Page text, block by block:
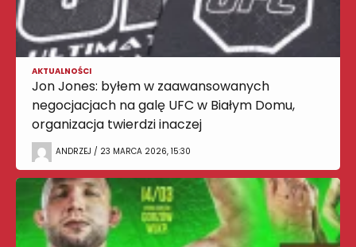
AKTUALNOŚCI
Jon Jones: byłem w zaawansowanych
negocjacjach na galę UFC w Białym Domu,
organizacja twierdzi inaczej
ANDRZEJ / 23 MARCA 2026, 15:30